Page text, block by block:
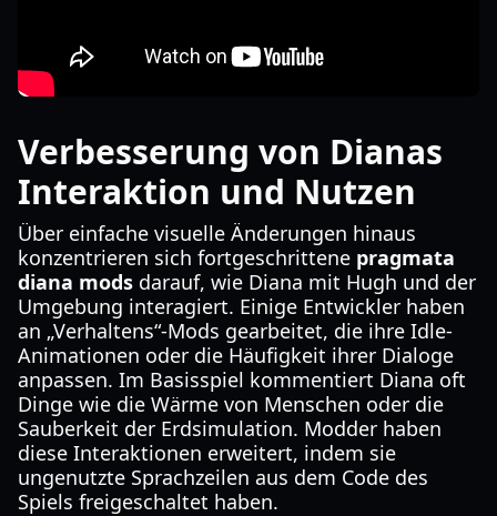
Verbesserung von Dianas
Interaktion und Nutzen
Über einfache visuelle Änderungen hinaus
konzentrieren sich fortgeschrittene pragmata
diana mods darauf, wie Diana mit Hugh und der
Umgebung interagiert. Einige Entwickler haben
an „Verhaltens“-Mods gearbeitet, die ihre Idle-
Animationen oder die Häufigkeit ihrer Dialoge
anpassen. Im Basisspiel kommentiert Diana oft
Dinge wie die Wärme von Menschen oder die
Sauberkeit der Erdsimulation. Modder haben
diese Interaktionen erweitert, indem sie
ungenutzte Sprachzeilen aus dem Code des
Spiels freigeschaltet haben.